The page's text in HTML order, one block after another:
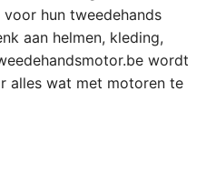
hun tweedehands
aan helmen, kleding,
wordt
alles wat met motoren te